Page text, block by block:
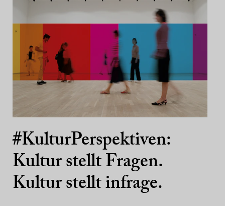
#KulturPerspektiven:
Kultur stellt Fragen.
Kultur stellt infrage.